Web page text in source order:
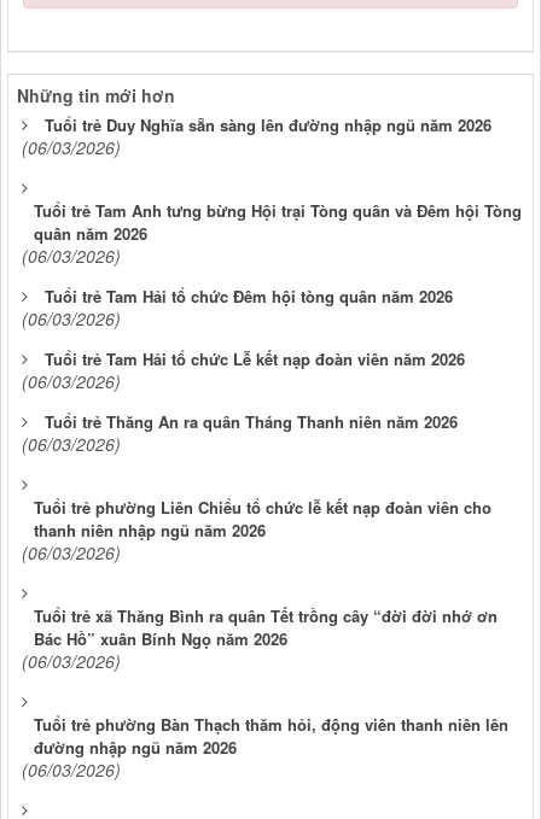
Những tin mới hơn
Tuổi trẻ Duy Nghĩa sẵn sàng lên đường nhập ngũ năm 2026
(06/03/2026)
Tuổi trẻ Tam Anh tưng bừng Hội trại Tòng quân và Đêm hội Tòng
quân năm 2026
(06/03/2026)
Tuổi trẻ Tam Hải tổ chức Đêm hội tòng quân năm 2026
(06/03/2026)
Tuổi trẻ Tam Hải tổ chức Lễ kết nạp đoàn viên năm 2026
(06/03/2026)
Tuổi trẻ Thăng An ra quân Tháng Thanh niên năm 2026
(06/03/2026)
Tuổi trẻ phường Liên Chiểu tổ chức lễ kết nạp đoàn viên cho
thanh niên nhập ngũ năm 2026
(06/03/2026)
Tuổi trẻ xã Thăng Bình ra quân Tết trồng cây “đời đời nhớ ơn
Bác Hồ” xuân Bính Ngọ năm 2026
(06/03/2026)
Tuổi trẻ phường Bàn Thạch thăm hỏi, động viên thanh niên lên
đường nhập ngũ năm 2026
(06/03/2026)